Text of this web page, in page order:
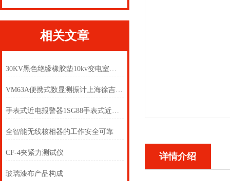
相关文章
30KV黑色绝缘橡胶垫10kv变电室绝缘橡胶板8mm橡胶垫
VM63A便携式数显测振计上海徐吉电气
手表式近电报警器1SG88手表式近电报警器1SZ53
全智能无线核相器的工作安全可靠
CF-4夹紧力测试仪
玻璃漆布产品构成
详情介绍